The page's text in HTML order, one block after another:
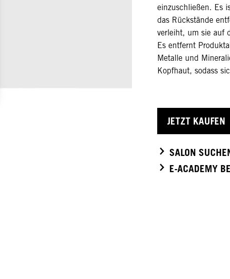
einzuschließen. Es
das Rückstände
verleiht, um sie auf
Es entfernt
Metalle und
Kopfhaut, sodass
JETZT KAUFEN
SALON
E-ACADEMY